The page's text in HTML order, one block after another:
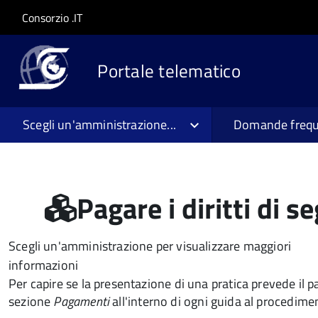
Salta al contenuto principale
Skip to site navigation
Consorzio .IT
Portale telematico
Scegli un'amministrazione... Domande
Pagare i diritti di
Scegli un'amministrazione per visualizzare maggiori
informazioni
Per capire se la presentazione di una pratica prevede
sezionePagamentiall'interno di ogni guida al